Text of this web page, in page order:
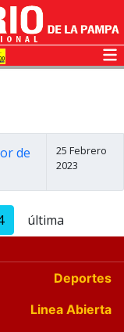
de
25 Febrero
2023
última
Deportes
Linea Abierta